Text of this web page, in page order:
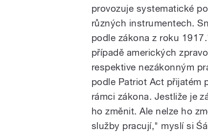
provozuje systematické
různých instrumentech.
podle zákona z roku
případě amerických
respektive nezákonným
podle Patriot Act přijatém
rámci zákona. Jestliže je
ho změnit. Ale nelze ho
služby pracují," myslí si